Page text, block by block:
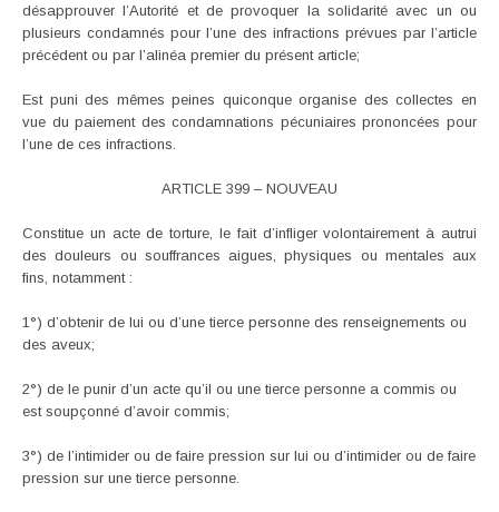
désapprouver l’Autorité et de provoquer la solidarité avec un ou
plusieurs condamnés pour l’une des infractions prévues par l’article
précédent ou par l’alinéa premier du présent article;
Est puni des mêmes peines quiconque organise des collectes en
vue du paiement des condamnations pécuniaires prononcées pour
l’une de ces infractions.
ARTICLE 399 – NOUVEAU
Constitue un acte de torture, le fait d’infliger volontairement à autrui
des douleurs ou souffrances aigues, physiques ou mentales aux
fins, notamment :
1°) d’obtenir de lui ou d’une tierce personne des renseignements ou
des aveux;
2°) de le punir d’un acte qu’il ou une tierce personne a commis ou
est soupçonné d’avoir commis;
3°) de l’intimider ou de faire pression sur lui ou d’intimider ou de faire
pression sur une tierce personne.